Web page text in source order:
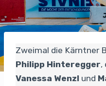
Zweimal die Kärntner
Philipp Hinteregger,
Vanessa Wenzl und